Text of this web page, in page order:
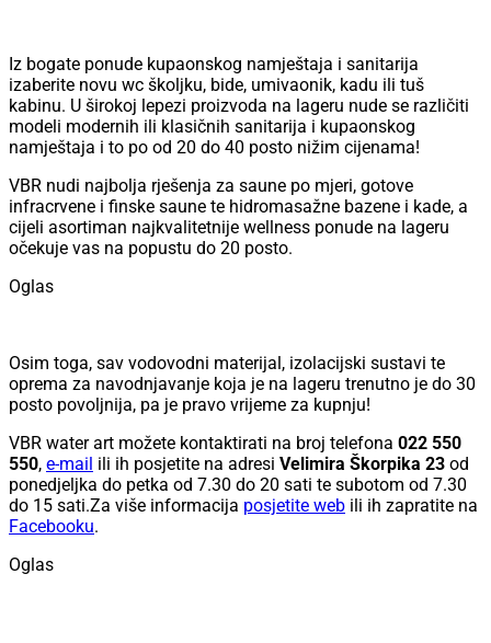
Iz bogate ponude kupaonskog namještaja i sanitarija
izaberite novu wc školjku, bide, umivaonik, kadu ili tuš
kabinu. U širokoj lepezi proizvoda na lageru nude se različiti
modeli modernih ili klasičnih sanitarija i kupaonskog
namještaja i to po od 20 do 40 posto nižim cijenama!
VBR nudi najbolja rješenja za saune po mjeri, gotove
infracrvene i finske saune te hidromasažne bazene i kade, a
cijeli asortiman najkvalitetnije wellness ponude na lageru
očekuje vas na popustu do 20 posto.
Oglas
Osim toga, sav vodovodni materijal, izolacijski sustavi te
oprema za navodnjavanje koja je na lageru trenutno je do 30
posto povoljnija, pa je pravo vrijeme za kupnju!
VBR water art možete kontaktirati na broj telefona 022 550
550, e-mail ili ih posjetite na adresi Velimira Škorpika 23 od
ponedjeljka do petka od 7.30 do 20 sati te subotom od 7.30
do 15 sati.Za više informacija posjetite web ili ih zapratite na
Facebooku.
Oglas